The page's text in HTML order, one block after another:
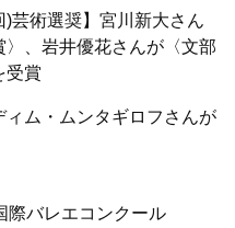
)芸術選奨】宮川新大さん
〉、岩井優花さんが〈文部
受賞
ィム・ムンタギロフさんが
際バレエコンクール